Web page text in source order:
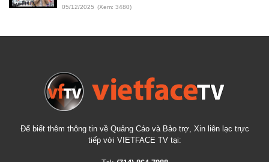
05/12/2025 (Xem: 3480)
Để biết thêm thông tin về Quảng Cáo và Bảo trợ, Xin liên lạc trực
tiếp với VIETFACE TV tại: